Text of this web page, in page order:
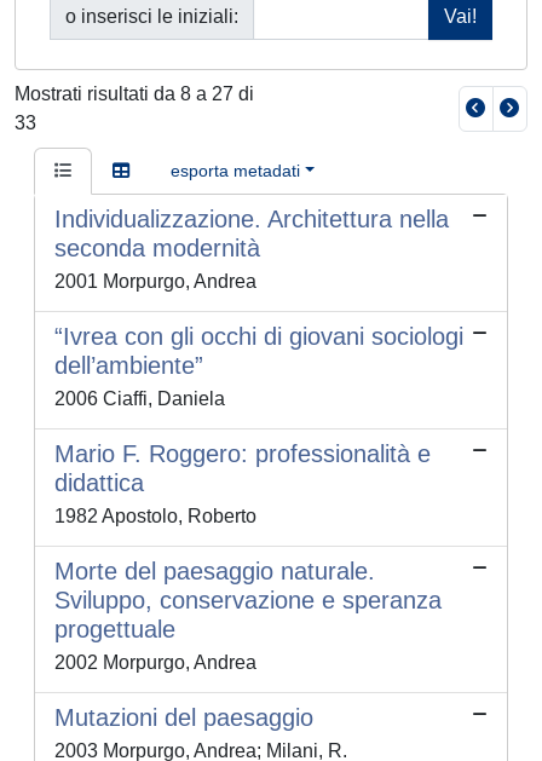
o inserisci le iniziali:
Mostrati risultati da 8 a 27 di
33
esporta metadati
Individualizzazione. Architettura nella
seconda modernità
2001 Morpurgo, Andrea
“Ivrea con gli occhi di giovani sociologi
dell’ambiente”
2006 Ciaffi, Daniela
Mario F. Roggero: professionalità e
didattica
1982 Apostolo, Roberto
Morte del paesaggio naturale.
Sviluppo, conservazione e speranza
progettuale
2002 Morpurgo, Andrea
Mutazioni del paesaggio
2003 Morpurgo, Andrea; Milani, R.